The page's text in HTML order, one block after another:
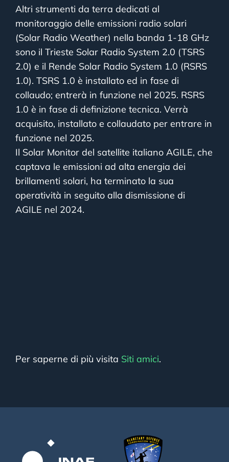
Altri strumenti da terra dedicati al
monitoraggio delle emissioni radio solari
(Solar Radio Weather) nella banda 1-18 GHz
sono il Trieste Solar Radio System 2.0 (TSRS
2.0) e il Rende Solar Radio System 1.0 (RSRS
1.0). TSRS 1.0 è installato ed in fase di
collaudo; entrerà in funzione nel 2025. RSRS
1.0 è in fase di definizione tecnica. Verrà
acquisito, installato e collaudato per entrare in
funzione nel 2025.
Il Solar Monitor del satellite italiano AGILE, che
captava le emissioni ad alta energia dei
brillamenti solari, ha terminato la sua
operatività in seguito alla dismissione di
AGILE nel 2024.
Per saperne di più visita Siti amici.